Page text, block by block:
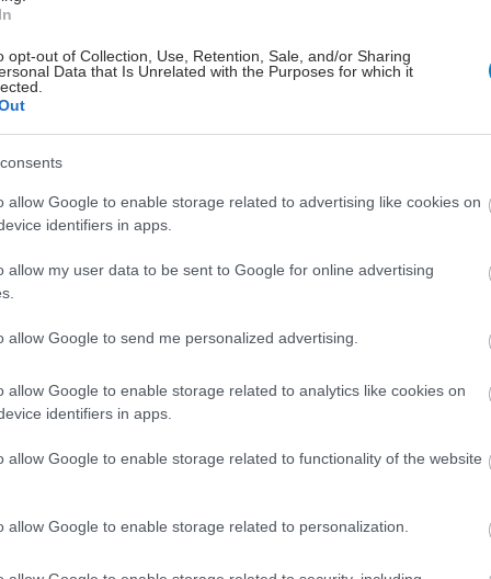
opt-out of Collection, Use, Retention, Sale, and/or Sharing
Data that Is Unrelated with the Purposes for which it
allow Google to enable storage related to advertising like cookies on
identifiers in apps.
allow my user data to be sent to Google for online advertising
allow Google to send me personalized advertising.
allow Google to enable storage related to analytics like cookies on
identifiers in apps.
allow Google to enable storage related to functionality of the website
allow Google to enable storage related to personalization.
γιατί πρωτοπορούμε συνεχώς,
τις ιατρικές εξελίξεις και αφήνοντας το
μας στην ιδιωτική περίθαλψη.
του ομίλου θεωρείτε ότι τον
την αδιάλειπτη παρουσία του στον χώρο της υγείας,
των ασφαλιστικών εταιρειών, του ιατρικού
ποιότητα των υπηρεσιών μας, η οποία
στη πιστοποιημένη τεχνολογική μας
στην τεχνογνωσία του ανθρώπινου δυναμικού
περίθαλψη που παρέχουμε.
για εμάς είναι ο εξεταζόμενος, στην υπηρεσία